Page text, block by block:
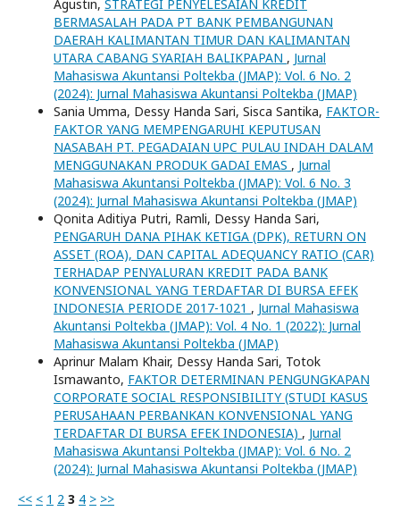
Agustin, STRATEGI PENYELESAIAN KREDIT
BERMASALAH PADA PT BANK PEMBANGUNAN
DAERAH KALIMANTAN TIMUR DAN KALIMANTAN
UTARA CABANG SYARIAH BALIKPAPAN , Jurnal
Mahasiswa Akuntansi Poltekba (JMAP): Vol. 6 No. 2
(2024): Jurnal Mahasiswa Akuntansi Poltekba (JMAP)
Sania Umma, Dessy Handa Sari, Sisca Santika, FAKTOR-
FAKTOR YANG MEMPENGARUHI KEPUTUSAN
NASABAH PT. PEGADAIAN UPC PULAU INDAH DALAM
MENGGUNAKAN PRODUK GADAI EMAS , Jurnal
Mahasiswa Akuntansi Poltekba (JMAP): Vol. 6 No. 3
(2024): Jurnal Mahasiswa Akuntansi Poltekba (JMAP)
Qonita Aditiya Putri, Ramli, Dessy Handa Sari,
PENGARUH DANA PIHAK KETIGA (DPK), RETURN ON
ASSET (ROA), DAN CAPITAL ADEQUANCY RATIO (CAR)
TERHADAP PENYALURAN KREDIT PADA BANK
KONVENSIONAL YANG TERDAFTAR DI BURSA EFEK
INDONESIA PERIODE 2017-1021 , Jurnal Mahasiswa
Akuntansi Poltekba (JMAP): Vol. 4 No. 1 (2022): Jurnal
Mahasiswa Akuntansi Poltekba (JMAP)
Aprinur Malam Khair, Dessy Handa Sari, Totok
Ismawanto, FAKTOR DETERMINAN PENGUNGKAPAN
CORPORATE SOCIAL RESPONSIBILITY (STUDI KASUS
PERUSAHAAN PERBANKAN KONVENSIONAL YANG
TERDAFTAR DI BURSA EFEK INDONESIA) , Jurnal
Mahasiswa Akuntansi Poltekba (JMAP): Vol. 6 No. 2
(2024): Jurnal Mahasiswa Akuntansi Poltekba (JMAP)
<< < 1 2 3 4 > >>